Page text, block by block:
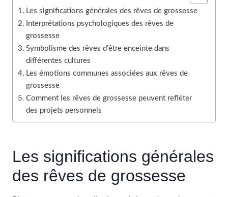
Les significations générales des rêves de grossesse
Interprétations psychologiques des rêves de
grossesse
Symbolisme des rêves d’être enceinte dans
différentes cultures
Les émotions communes associées aux rêves de
grossesse
Comment les rêves de grossesse peuvent refléter
des projets personnels
Les significations générales
des rêves de grossesse